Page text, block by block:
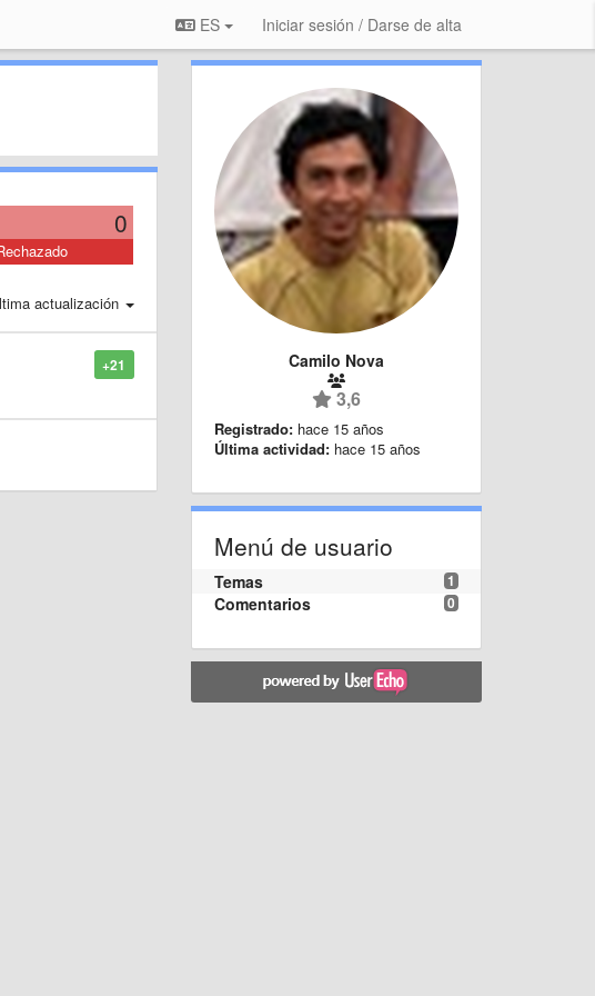
ES Iniciar sesión / Darse de alta
0
actualización
+21 Camilo Nova
3,6
Registrado: hace 15 años
Última actividad: hace 15 años
Menú de usuario
1
Temas
0
Comentarios